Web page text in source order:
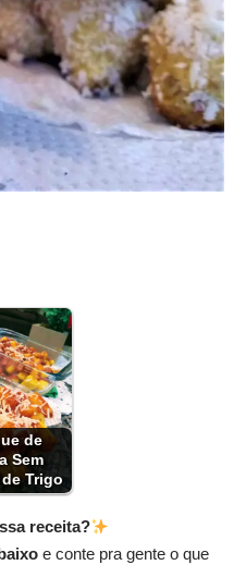
de
Sem
de Trigo
receita?
e conte pra gente o que